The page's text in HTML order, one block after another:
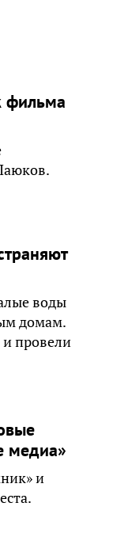
фильма
воды
домам.
провели
медиа»
и